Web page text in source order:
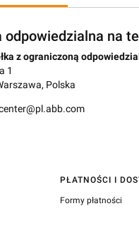
odpowiedzialna na
z ograniczoną
1
Polska
PŁATNOŚCI I
Formy płatności